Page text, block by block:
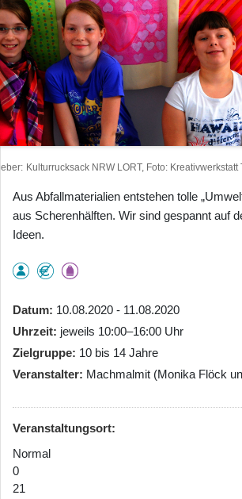
Kulturrucksack NRW LORT, Foto: Kreativwerkstatt
Aus Abfallmaterialien entstehen tolle
aus Scherenhälften. Wir sind gespannt auf
Ideen.
Datum 10.08.2020 - 11.08.2020
Uhrzeit jeweils 10:00–16:00 Uhr
Zielgruppe 10 bis 14 Jahre
Veranstalter Machmalmit (Monika Flöck
Veranstaltungsort:
Normal
0
21